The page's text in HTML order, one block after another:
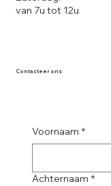
van 7u tot 12u
Contacteer ons
Voornaam *
Achternaam *